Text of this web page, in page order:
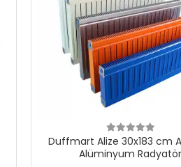
Duffmart Alize 30x183 cm
Alüminyum Radyatör